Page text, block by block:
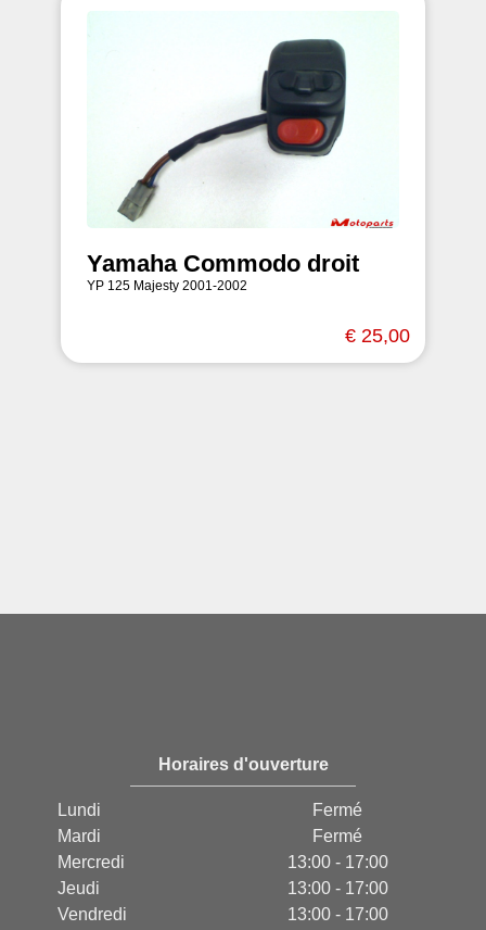
Yamaha Commodo droit
YP 125 Majesty 2001-2002
€ 25,00
Horaires d'ouverture
Lundi
Fermé
Mardi
Fermé
Mercredi
13:00 - 17:00
Jeudi
13:00 - 17:00
Vendredi
13:00 - 17:00